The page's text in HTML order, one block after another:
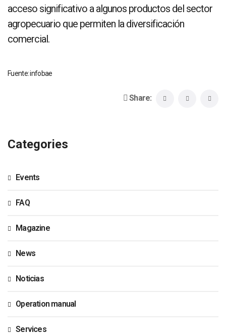
acceso significativo a algunos productos del sector
agropecuario que permiten la diversificación
comercial.
Fuente: infobae
Share:
Categories
Events
FAQ
Magazine
News
Noticias
Operation manual
Services